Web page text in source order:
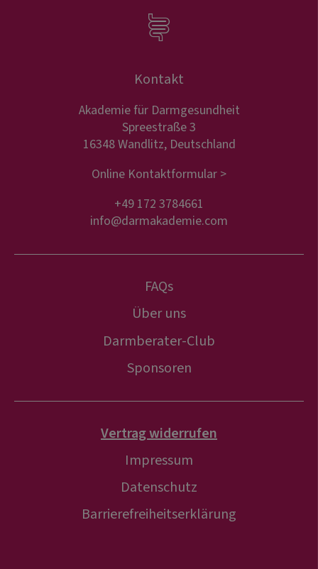
Kontakt
Akademie für Darmgesundheit
Spreestraße 3
16348 Wandlitz, Deutschland
Online Kontaktformular >
+49 172 3784661
info@darmakademie.com
FAQs
Über uns
Darmberater-Club
Sponsoren
Vertrag widerrufen
Impressum
Datenschutz
Barrierefreiheitserklärung